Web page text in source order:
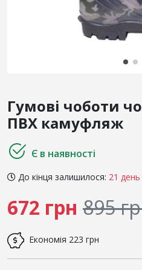
Гумові чоботи
ПВХ камуфляж
Є в наявності
До кінця залишилося: 21
672 грн 895
Економія 223 грн